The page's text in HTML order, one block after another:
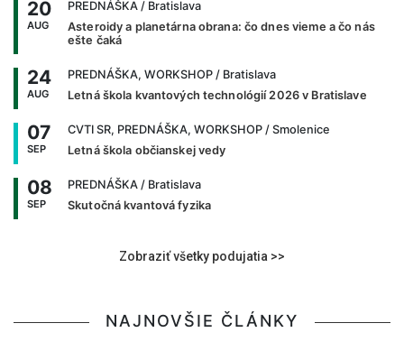
20
AUG
PREDNÁŠKA / Bratislava
Asteroidy a planetárna obrana: čo dnes vieme a čo nás
ešte čaká
24
AUG
PREDNÁŠKA, WORKSHOP / Bratislava
Letná škola kvantových technológií 2026 v Bratislave
07
SEP
CVTI SR, PREDNÁŠKA, WORKSHOP / Smolenice
Letná škola občianskej vedy
08
SEP
PREDNÁŠKA / Bratislava
Skutočná kvantová fyzika
Zobraziť všetky podujatia >>
NAJNOVŠIE ČLÁNKY